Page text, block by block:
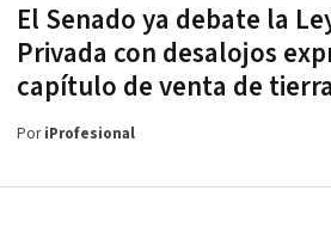
El Senado ya debate la
Privada con desalojos
capítulo de venta de
PoriProfesional